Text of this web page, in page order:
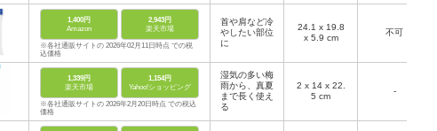
1,400円
Amazon
2,943円
楽天市場
※各社通販サイトの 2026年02月11日時点 での税
込価格
首や肩など冷
やしたい部位
に
24.1 x 19.8
x 5.9 cm
不可
1,339円
楽天市場
1,154円
Yahoo!ショッピング
※各社通販サイトの 2026年2月20日時点 での税込
価格
湿気の多い梅
雨から、真夏
まで長く使え
る
2 x 14 x 22.
5 cm
-